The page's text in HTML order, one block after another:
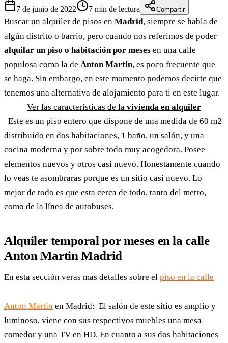
7 de junio de 2022
7 min de lectura Compartir
Buscar un alquiler de pisos en Madrid, siempre se habla de
algún distrito o barrio, pero cuando nos referimos de poder
alquilar un piso o habitación por meses en una calle
populosa como la de Anton Martin, es poco frecuente que
se haga. Sin embargo, en este momento podemos decirte que
tenemos una alternativa de alojamiento para ti en este lugar.
Ver las características de la vivienda en alquiler
Este es un piso entero que dispone de una medida de 60 m2
distribuido en dos habitaciones, 1 baño, un salón, y una
cocina moderna y por sobre todo muy acogedora. Posee
elementos nuevos y otros casi nuevo. Honestamente cuando
lo veas te asombraras porque es un sitio casi nuevo. Lo
mejor de todo es que esta cerca de todo, tanto del metro,
como de la línea de autobuses.
Alquiler temporal por meses en la calle
Anton Martin Madrid
En esta sección veras mas detalles sobre el piso en la calle
Anton Martin en Madrid: El salón de este sitio es amplio y
luminoso, viene con sus respectivos muebles una mesa
comedor y una TV en HD. En cuanto a sus dos habitaciones